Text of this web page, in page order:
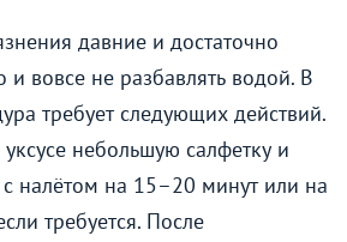
давние и достаточно
вовсе не разбавлять водой. В
требует следующих действий.
уксусе небольшую салфетку и
с налётом на 15–20 минут или на
требуется. После